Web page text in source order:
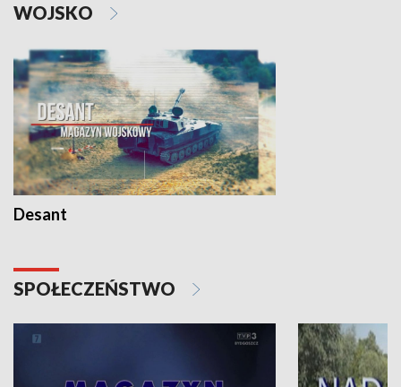
WOJSKO
Desant
SPOŁECZEŃSTWO